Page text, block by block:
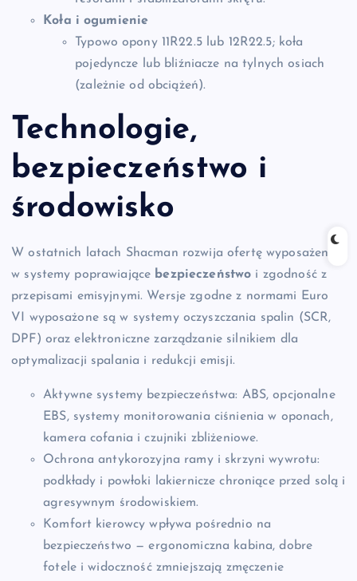
Koła i ogumienie
Typowo opony 11R22.5 lub 12R22.5; koła
pojedyncze lub bliźniacze na tylnych osiach
(zależnie od obciążeń).
Technologie,
bezpieczeństwo i
środowisko
W ostatnich latach Shacman rozwija ofertę wyposażenia
w systemy poprawiające bezpieczeństwo i zgodność z
przepisami emisyjnymi. Wersje zgodne z normami Euro
VI wyposażone są w systemy oczyszczania spalin (SCR,
DPF) oraz elektroniczne zarządzanie silnikiem dla
optymalizacji spalania i redukcji emisji.
Aktywne systemy bezpieczeństwa: ABS, opcjonalne
EBS, systemy monitorowania ciśnienia w oponach,
kamera cofania i czujniki zbliżeniowe.
Ochrona antykorozyjna ramy i skrzyni wywrotu:
podkłady i powłoki lakiernicze chroniące przed solą i
agresywnym środowiskiem.
Komfort kierowcy wpływa pośrednio na
bezpieczeństwo — ergonomiczna kabina, dobre
fotele i widoczność zmniejszają zmęczenie